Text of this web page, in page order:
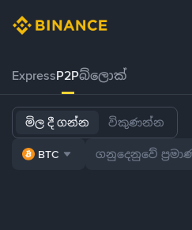
ExpressP2Pබ්ලොක්
මිල දී ගන්න විකුණන්න
BTC